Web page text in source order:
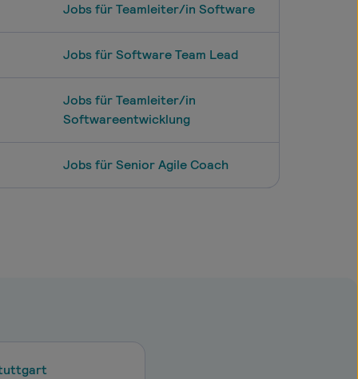
Jobs für Teamleiter/in Software
Jobs für Software Team Lead
Jobs für Teamleiter/in
Softwareentwicklung
Jobs für Senior Agile Coach